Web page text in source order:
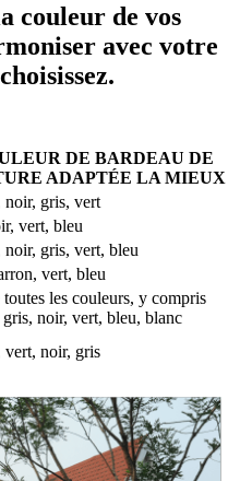
couleur de vos
avec votre
DE BARDEAU DE
ADAPTÉE LA MIEUX
noir, gris, vert
vert, bleu
gris, vert, bleu
vert, bleu
toutes les couleurs, y compris
noir, vert, bleu, blanc
vert, noir, gris